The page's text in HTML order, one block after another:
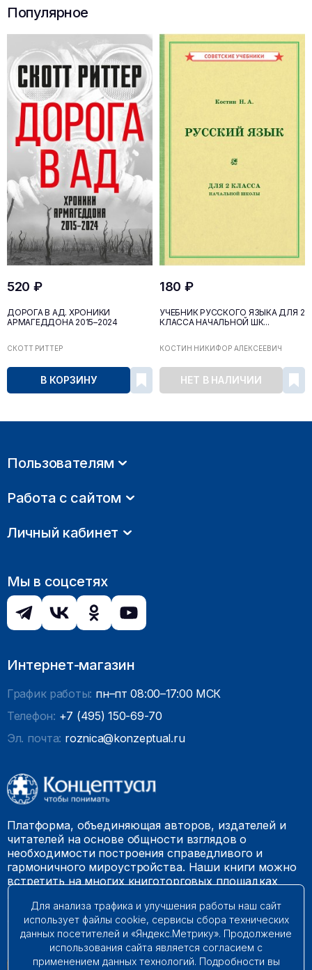
Популярное
520 ₽
ДОРОГА В АД. ХРОНИКИ
АРМАГЕДДОНА 2015–2024
СКОТТ РИТТЕР
В КОРЗИНУ
180 ₽
УЧЕБНИК РУССКОГО ЯЗЫКА ДЛЯ 2
КЛАССА НАЧАЛЬНОЙ ШК...
КОСТИН НИКИФОР АЛЕКСЕЕВИЧ
НЕТ В НАЛИЧИИ
Пользователям
Работа с сайтом
Личный кабинет
Мы в соцсетях
Интернет-магазин
График работы: пн–пт 08:00–17:00 МСК
Телефон: +7 (495) 150-69-70
Эл. почта: roznica@konzeptual.ru
Платформа, объединяющая авторов, издателей и
читателей на основе общности взглядов о
необходимости построения справедливого и
гармоничного мироустройства. Наши книги можно
встретить на многих книготорговых площадках
© 2009 – 2026. Все права защищены.
Для анализа трафика и улучшения работы наш сайт
использует файлы cookie, сервисы сбора технических
данных посетителей и «Яндекс.Метрику». Продолжение
использования сайта является согласием с
применением данных технологий. Подробности вы